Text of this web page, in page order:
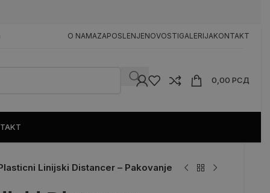
O NAMAZAPOSLENJENOVOSTIGALERIJAKONTAKT
0,00 РСД
Linijski Distancer – Pakovanje